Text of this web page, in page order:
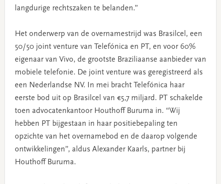
langdurige rechtszaken te belanden.”
Het onderwerp van de overnamestrijd was Brasilcel, een
50/50 joint venture van Telefónica en PT, en voor 60%
eigenaar van Vivo, de grootste Braziliaanse aanbieder van
mobiele telefonie. De joint venture was geregistreerd als
een Nederlandse NV. In mei bracht Telefónica haar
eerste bod uit op Brasilcel van €5,7 miljard. PT schakelde
toen advocatenkantoor Houthoff Buruma in. “Wij
hebben PT bijgestaan in haar positiebepaling ten
opzichte van het overnamebod en de daarop volgende
ontwikkelingen”, aldus Alexander Kaarls, partner bij
Houthoff Buruma.